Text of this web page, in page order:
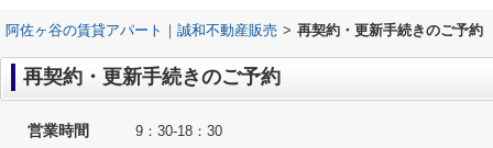
阿佐ヶ谷の賃貸アパート｜誠和不動産販売 > 再契約・更新手続きのご予約
再契約・更新手続きのご予約
営業時間 9：30‐18：30